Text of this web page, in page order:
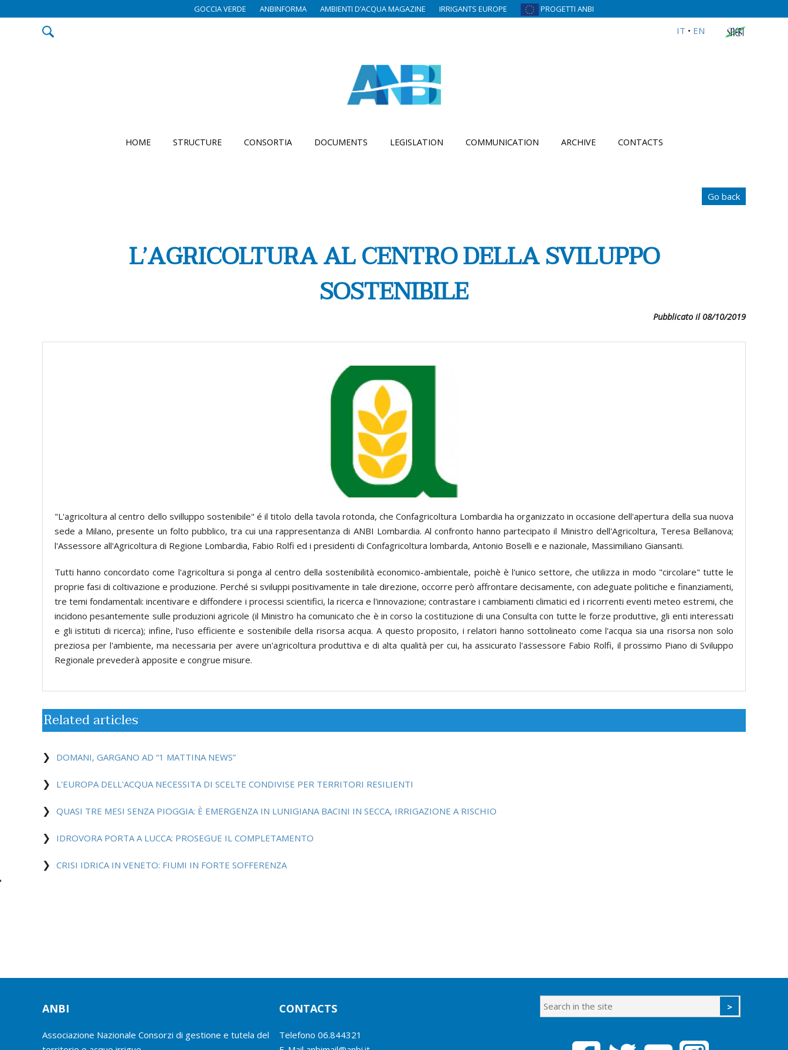
GOCCIA VERDE ANBINFORMA AMBIENTI D’ACQUA MAGAZINE IRRIGANTS EUROPE PROGETTI ANBI
IT • EN
HOME STRUCTURE CONSORTIA DOCUMENTS LEGISLATION COMMUNICATION ARCHIVE CONTACTS
Go back
L’AGRICOLTURA AL CENTRO DELLA SVILUPPO
SOSTENIBILE
Pubblicato il 08/10/2019
"L'agricoltura al centro dello svilluppo sostenibile" é il titolo della tavola rotonda, che Confagricoltura Lombardia ha organizzato in occasione dell'apertura della sua nuova
sede a Milano, presente un folto pubblico, tra cui una rappresentanza di ANBI Lombardia. Al confronto hanno partecipato il Ministro dell'Agricoltura, Teresa Bellanova;
l'Assessore all'Agricoltura di Regione Lombardia, Fabio Rolfi ed i presidenti di Confagricoltura lombarda, Antonio Boselli e e nazionale, Massimiliano Giansanti.
Tutti hanno concordato come l'agricoltura si ponga al centro della sostenibilità economico-ambientale, poichè è l'unico settore, che utilizza in modo "circolare" tutte le
proprie fasi di coltivazione e produzione. Perché si sviluppi positivamente in tale direzione, occorre però affrontare decisamente, con adeguate politiche e finanziamenti,
tre temi fondamentali: incentivare e diffondere i processi scientifici, la ricerca e l'innovazione; contrastare i cambiamenti climatici ed i ricorrenti eventi meteo estremi, che
incidono pesantemente sulle produzioni agricole (il Ministro ha comunicato che è in corso la costituzione di una Consulta con tutte le forze produttive, gli enti interessati
e gli istituti di ricerca); infine, l'uso efficiente e sostenibile della risorsa acqua. A questo proposito, i relatori hanno sottolineato come l'acqua sia una risorsa non solo
preziosa per l'ambiente, ma necessaria per avere un'agricoltura produttiva e di alta qualità per cui, ha assicurato l'assessore Fabio Rolfi, il prossimo Piano di Sviluppo
Regionale prevederà apposite e congrue misure.
Related articles
DOMANI, GARGANO AD “1 MATTINA NEWS”
L'EUROPA DELL'ACQUA NECESSITA DI SCELTE CONDIVISE PER TERRITORI RESILIENTI
QUASI TRE MESI SENZA PIOGGIA: È EMERGENZA IN LUNIGIANA BACINI IN SECCA, IRRIGAZIONE A RISCHIO
IDROVORA PORTA A LUCCA: PROSEGUE IL COMPLETAMENTO
CRISI IDRICA IN VENETO: FIUMI IN FORTE SOFFERENZA
ANBI
Associazione Nazionale Consorzi di gestione e tutela del
CONTACTS
Telefono 06.844321